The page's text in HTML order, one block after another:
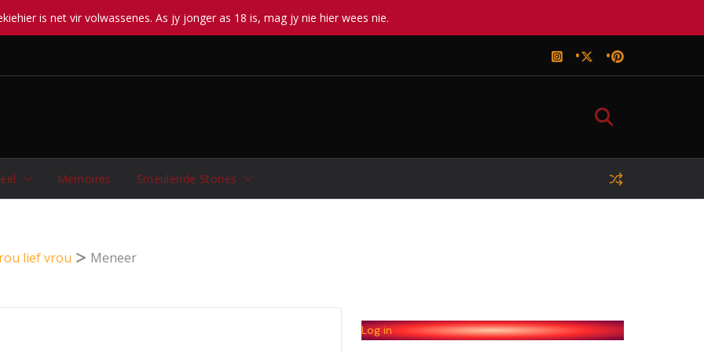
is net vir volwassenes. As jy jonger as 18 is, mag jy nie hier wees nie.
Memoires Smeulende Stories
lief vrou Meneer
Log in